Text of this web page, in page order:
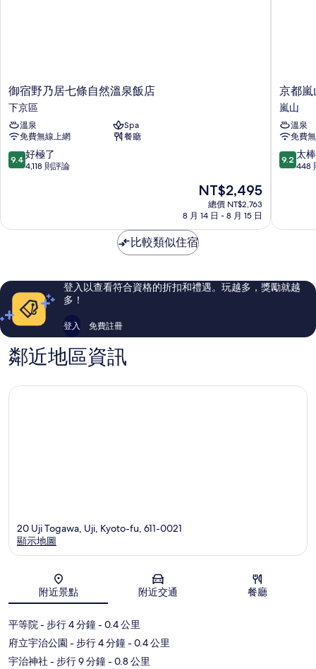
的
所
有
相
片
air
bath)
的
情
御
宿
野
乃
居
七
條
飯
區
御宿野乃居七條自然溫泉飯店
下京區
溫泉
Spa
免費無線上網
餐廳
9.4
分，
好
則
評
9.4 好極了
4,118 則評論
現
價
為
NT$2,495
NT$2,495
總價 NT$2,763
8 月 14 日 - 8 月 15 日
京
都
嵐
山
溫
泉
花
旅
立
度
京都
嵐山
溫泉
免費
9.2
分，
太
則
評
9.2 太
448
比較類似住宿
登入以查看符合資格的折扣和禮遇。玩越多，獎勵就越
多！
登入 免費註冊
鄰近地區資訊
地圖
20 Uji Togawa, Uji, Kyoto-fu, 611-0021
顯示地圖
附近景點 附近交通 餐廳
平等院- 步行 4 分鐘- 0.4 公里
府立宇治公園 - 步行 4 分鐘- 0.4 公里
宇治神社 - 步行 9 分鐘- 0.8 公里